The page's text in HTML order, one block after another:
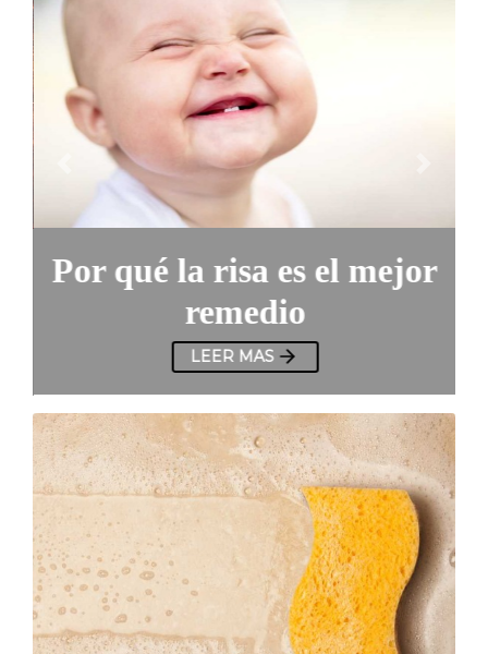
Por qué la risa es el mejor
remedio
LEER MAS
Previous